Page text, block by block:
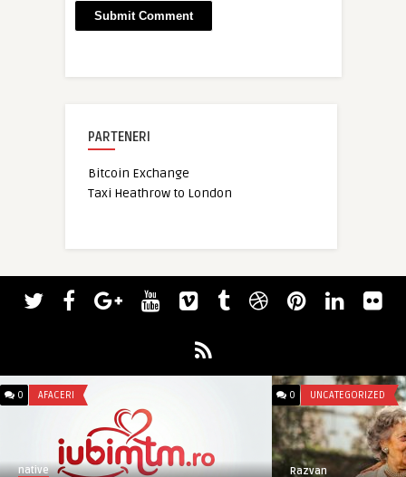
PARTENERI
Bitcoin Exchange
Taxi Heathrow to London
0 AFACERI
native
0 UNCATEGORIZED
Razvan